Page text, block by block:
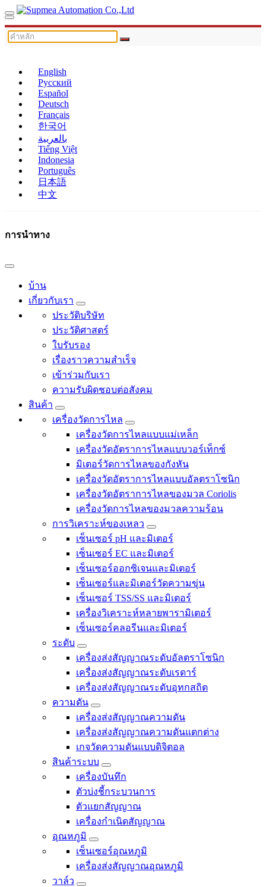
English
Русский
Español
Deutsch
Français
한국어
بالعربية
Tiếng Việt
Indonesia
Português
日本語
中文
การนำทาง
บ้าน
เกี่ยวกับเรา
ประวัติบริษัท
ประวัติศาสตร์
ใบรับรอง
เรื่องราวความสำเร็จ
เข้าร่วมกับเรา
ความรับผิดชอบต่อสังคม
สินค้า
เครื่องวัดการไหล
เครื่องวัดการไหลแบบแม่เหล็ก
เครื่องวัดอัตราการไหลแบบวอร์เท็กซ์
มิเตอร์วัดการไหลของกังหัน
เครื่องวัดอัตราการไหลแบบอัลตราโซนิก
เครื่องวัดอัตราการไหลของมวล Coriolis
เครื่องวัดการไหลของมวลความร้อน
การวิเคราะห์ของเหลว
เซ็นเซอร์ pH และมิเตอร์
เซ็นเซอร์ EC และมิเตอร์
เซ็นเซอร์ออกซิเจนและมิเตอร์
เซ็นเซอร์และมิเตอร์วัดความขุ่น
เซ็นเซอร์ TSS/SS และมิเตอร์
เครื่องวิเคราะห์หลายพารามิเตอร์
เซ็นเซอร์คลอรีนและมิเตอร์
ระดับ
เครื่องส่งสัญญาณระดับอัลตราโซนิก
เครื่องส่งสัญญาณระดับเรดาร์
เครื่องส่งสัญญาณระดับอุทกสถิต
ความดัน
เครื่องส่งสัญญาณความดัน
เครื่องส่งสัญญาณความดันแตกต่าง
เกจวัดความดันแบบดิจิตอล
สินค้าระบบ
เครื่องบันทึก
ตัวบ่งชี้กระบวนการ
ตัวแยกสัญญาณ
เครื่องกำเนิดสัญญาณ
อุณหภูมิ
เซ็นเซอร์อุณหภูมิ
เครื่องส่งสัญญาณอุณหภูมิ
วาล์ว